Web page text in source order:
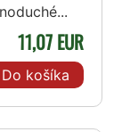
11,07 EUR
Do košíka